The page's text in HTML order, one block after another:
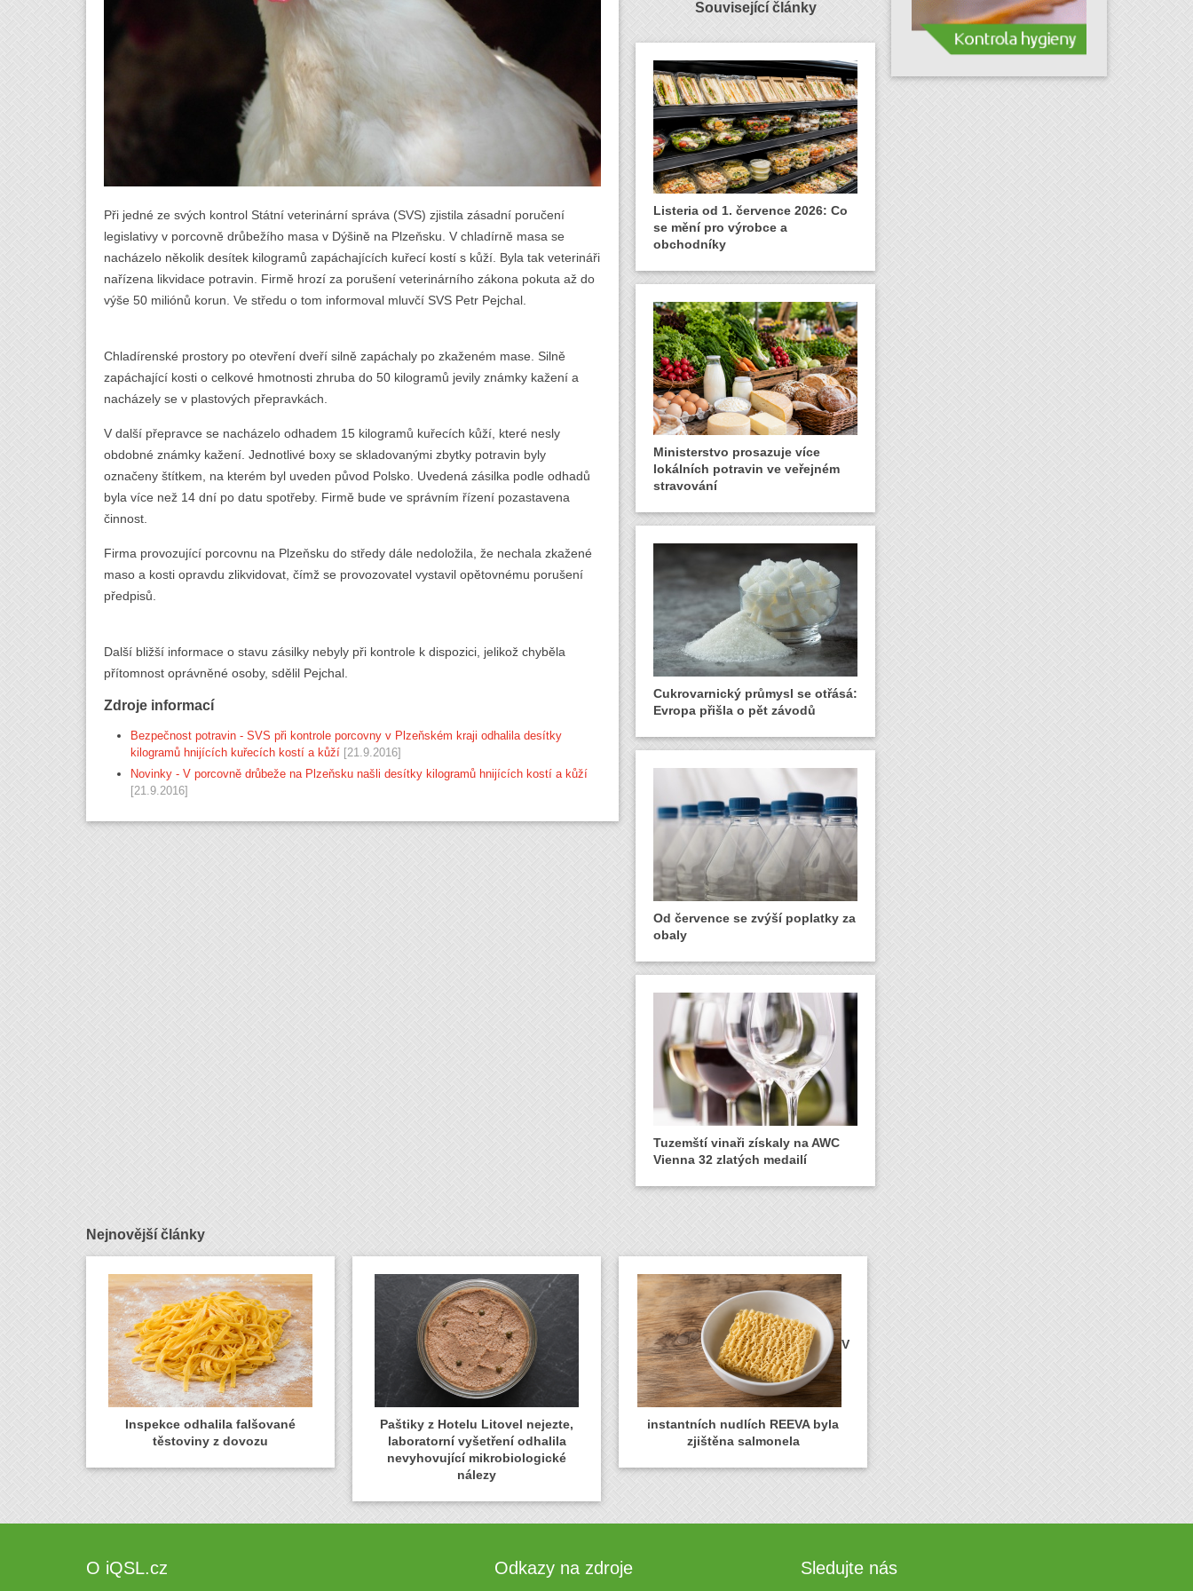
Při jedné ze svých kontrol Státní veterinární správa (SVS) zjistila zásadní poručení
legislativy v porcovně drůbežího masa v Dýšině na Plzeňsku. V chladírně masa se
nacházelo několik desítek kilogramů zapáchajících kuřecí kostí s kůží. Byla tak veterináři
nařízena likvidace potravin. Firmě hrozí za porušení veterinárního zákona pokuta až do
výše 50 miliónů korun. Ve středu o tom informoval mluvčí SVS Petr Pejchal.
Chladírenské prostory po otevření dveří silně zapáchaly po zkaženém mase. Silně
zapáchající kosti o celkové hmotnosti zhruba do 50 kilogramů jevily známky kažení a
nacházely se v plastových přepravkách.
V další přepravce se nacházelo odhadem 15 kilogramů kuřecích kůží, které nesly
obdobné známky kažení. Jednotlivé boxy se skladovanými zbytky potravin byly
označeny štítkem, na kterém byl uveden původ Polsko. Uvedená zásilka podle odhadů
byla více než 14 dní po datu spotřeby. Firmě bude ve správním řízení pozastavena
činnost.
Firma provozující porcovnu na Plzeňsku do středy dále nedoložila, že nechala zkažené
maso a kosti opravdu zlikvidovat, čímž se provozovatel vystavil opětovnému porušení
předpisů.
Další bližší informace o stavu zásilky nebyly při kontrole k dispozici, jelikož chyběla
přítomnost oprávněné osoby, sdělil Pejchal.
Zdroje informací
Bezpečnost potravin - SVS při kontrole porcovny v Plzeňském kraji odhalila desítky
kilogramů hnijících kuřecích kostí a kůží [21.9.2016]
Novinky - V porcovně drůbeže na Plzeňsku našli desítky kilogramů hnijících kostí a kůží
[21.9.2016]
Související články
Listeria od 1. července 2026: Co
se mění pro výrobce a
obchodníky
Ministerstvo prosazuje více
lokálních potravin ve veřejném
stravování
Cukrovarnický průmysl se otřásá:
Evropa přišla o pět závodů
Od července se zvýší poplatky za
obaly
Tuzemští vinaři získaly na AWC
Vienna 32 zlatých medailí
Nejnovější články
Inspekce odhalila falšované
těstoviny z dovozu
Paštiky z Hotelu Litovel nejezte,
laboratorní vyšetření odhalila
nevyhovující mikrobiologické
nálezy
V
instantních nudlích REEVA byla
zjištěna salmonela
O iQSL.cz Odkazy na zdroje Sledujte nás